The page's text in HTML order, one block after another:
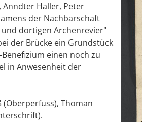
Anndter Haller, Peter
der Nachbarschaft
dortigen Archenrevier"
der Brücke ein Grundstück
einen noch zu
in Anwesenheit der
Thoman